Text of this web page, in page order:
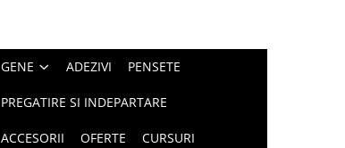
GENE ADEZIVI PENSETE
PREGATIRE SI INDEPARTARE
ACCESORII OFERTE CURSURI